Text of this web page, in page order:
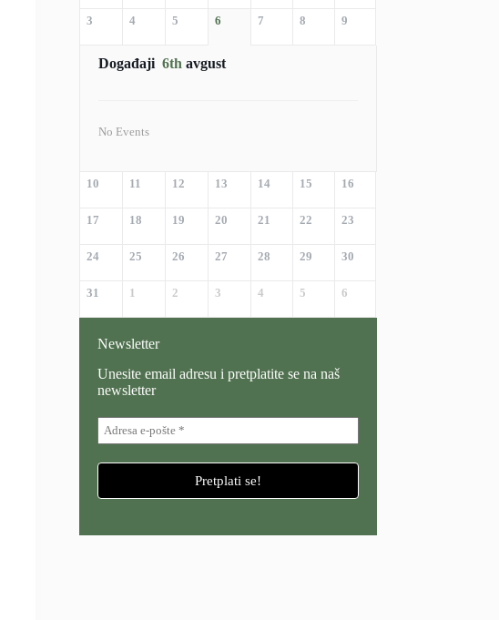
3 4 5 6 7 8 9
Događaji 6th avgust
No Events
10 11 12 13 14 15 16
17 18 19 20 21 22 23
24 25 26 27 28 29 30
31 1 2 3 4 5 6
Newsletter
Unesite email adresu i pretplatite se na naš
newsletter